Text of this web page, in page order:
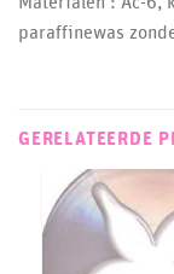
paraffinewas
GERELATEERDE